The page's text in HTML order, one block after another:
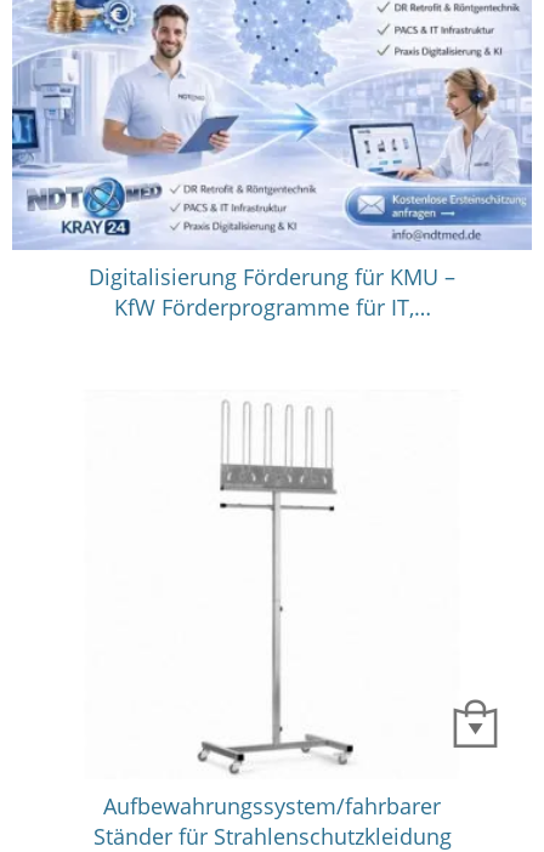
Digitalisierung Förderung für KMU –
KfW Förderprogramme für IT,…
Aufbewahrungssystem/fahrbarer
Ständer für Strahlenschutzkleidung